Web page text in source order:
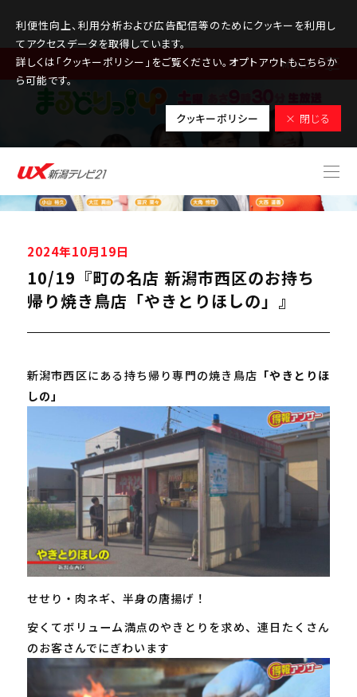
利便性向上、利用分析および広告配信等のためにクッキーを利用し
てアクセスデータを取得しています。
詳しくは「クッキーポリシー」をご覧ください。オプトアウトもこちらか
ら可能です。
クッキーポリシー × 閉じる
MENU
2024年10月19日
10/19『町の名店 新潟市西区のお持ち
帰り焼き鳥店「やきとりほしの」』
新潟市西区にある持ち帰り専門の焼き鳥店 「やきとりほ
しの」
せせり・肉ネギ、半身の唐揚げ！
安くてボリューム満点のやきとりを求め、連日たくさん
のお客さんでにぎわいます